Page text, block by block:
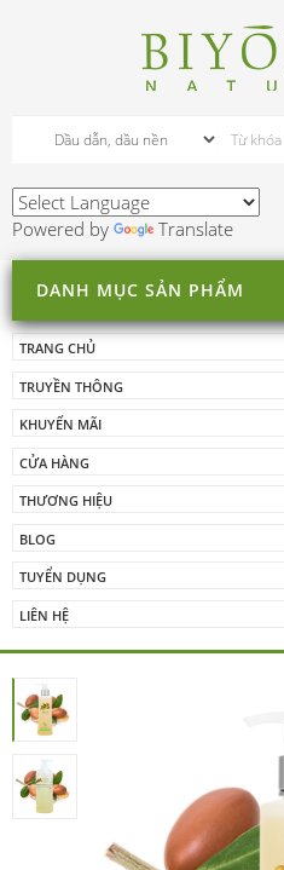
Powered by Translate
DANH MỤC SẢN PHẨM
TRANG CHỦ
TRUYỀN THÔNG
KHUYẾN MÃI
CỬA HÀNG
THƯƠNG HIỆU
BLOG
TUYỂN DỤNG
LIÊN HỆ